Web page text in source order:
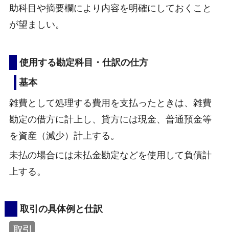
助科目や摘要欄により内容を明確にしておくこと
が望ましい。
使用する勘定科目・仕訳の仕方
基本
雑費として処理する費用を支払ったときは、雑費
勘定の借方に計上し、貸方には現金、普通預金等
を資産（減少）計上する。
未払の場合には未払金勘定などを使用して負債計
上する。
取引の具体例と仕訳